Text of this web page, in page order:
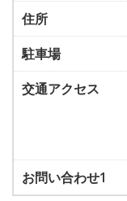
住所
駐車場
交通アクセス
お問い合わせ1